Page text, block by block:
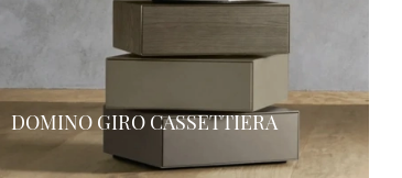
DOMINO GIRO CASSETTIERA